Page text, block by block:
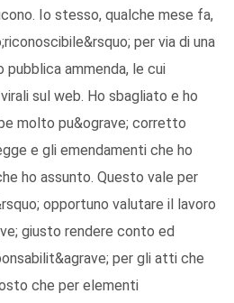
Io stesso, qualche mese fa,
per via di una
pubblica ammenda, le cui
sul web. Ho sbagliato e ho
molto pu&ograve; corretto
e gli emendamenti che ho
ho assunto. Questo vale per
opportuno valutare il lavoro
giusto rendere conto ed
per gli atti che
che per elementi